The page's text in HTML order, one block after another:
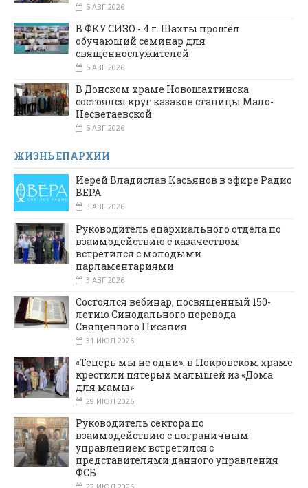
5 АВГ 2026
В ФКУ СИЗО - 4 г. Шахты прошёл
обучающий семинар для
священнослужителей
5 АВГ 2026
В Донском храме Новошахтинска
состоялся круг казаков станицы Мало-
Несветаевской
5 АВГ 2026
ЖИЗНЬ ЕПАРХИИ
Иерей Владислав Касьянов в эфире Радио
ВЕРА
3 АВГ 2026
Руководитель епархиального отдела по
взаимодействию с казачеством
встретился с молодыми
парламентариями
3 АВГ 2026
Состоялся вебинар, посвященный 150-
летию Синодального перевода
Священного Писания
31 ИЮЛ 2026
«Теперь мы не одни»: в Покровском храме
крестили пятерых малышей из «Дома
для мамы»
29 ИЮЛ 2026
Руководитель сектора по
взаимодействию с пограничным
управлением встретился с
представителями данного управления
ФСБ